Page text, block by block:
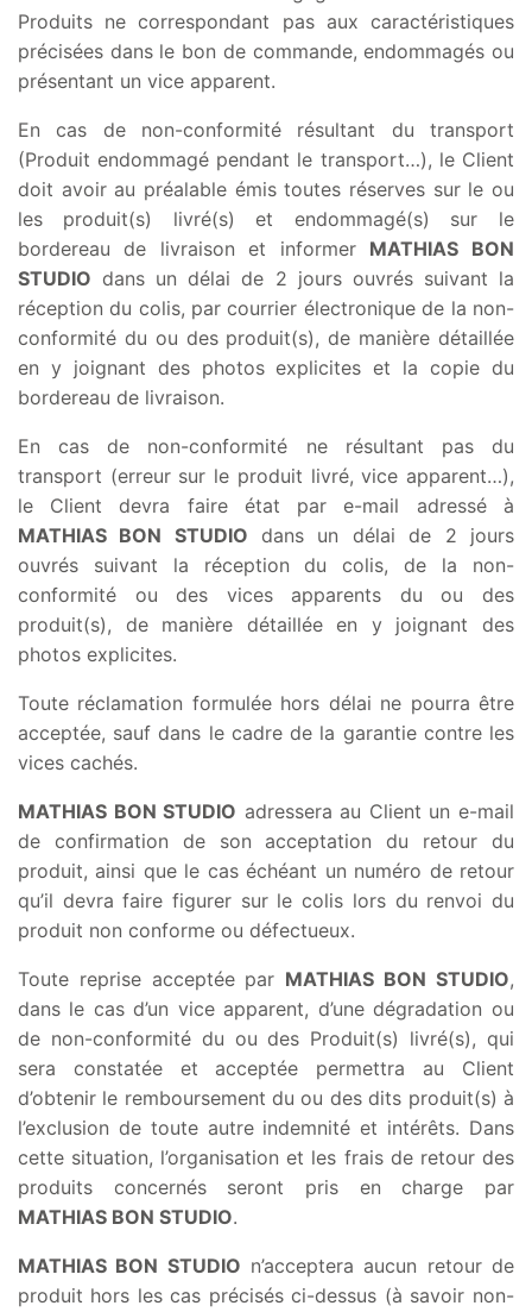
Produits ne correspondant pas aux caractéristiques
précisées dans le bon de commande, endommagés ou
présentant un vice apparent.
En cas de non-conformité résultant du transport
(Produit endommagé pendant le transport…), le Client
doit avoir au préalable émis toutes réserves sur le ou
les produit(s) livré(s) et endommagé(s) sur le
bordereau de livraison et informer MATHIAS BON
STUDIO dans un délai de 2 jours ouvrés suivant la
réception du colis, par courrier électronique de la non-
conformité du ou des produit(s), de manière détaillée
en y joignant des photos explicites et la copie du
bordereau de livraison.
En cas de non-conformité ne résultant pas du
transport (erreur sur le produit livré, vice apparent…),
le Client devra faire état par e-mail adressé à
MATHIAS BON STUDIO dans un délai de 2 jours
ouvrés suivant la réception du colis, de la non-
conformité ou des vices apparents du ou des
produit(s), de manière détaillée en y joignant des
photos explicites.
Toute réclamation formulée hors délai ne pourra être
acceptée, sauf dans le cadre de la garantie contre les
vices cachés.
MATHIAS BON STUDIO adressera au Client un e-mail
de confirmation de son acceptation du retour du
produit, ainsi que le cas échéant un numéro de retour
qu’il devra faire figurer sur le colis lors du renvoi du
produit non conforme ou défectueux.
Toute reprise acceptée par MATHIAS BON STUDIO,
dans le cas d’un vice apparent, d’une dégradation ou
de non-conformité du ou des Produit(s) livré(s), qui
sera constatée et acceptée permettra au Client
d’obtenir le remboursement du ou des dits produit(s) à
l’exclusion de toute autre indemnité et intérêts. Dans
cette situation, l’organisation et les frais de retour des
produits concernés seront pris en charge par
MATHIAS BON STUDIO.
MATHIAS BON STUDIO n’acceptera aucun retour de
produit hors les cas précisés ci-dessus (à savoir non-